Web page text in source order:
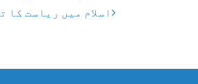
اسلام میں ریاست کا